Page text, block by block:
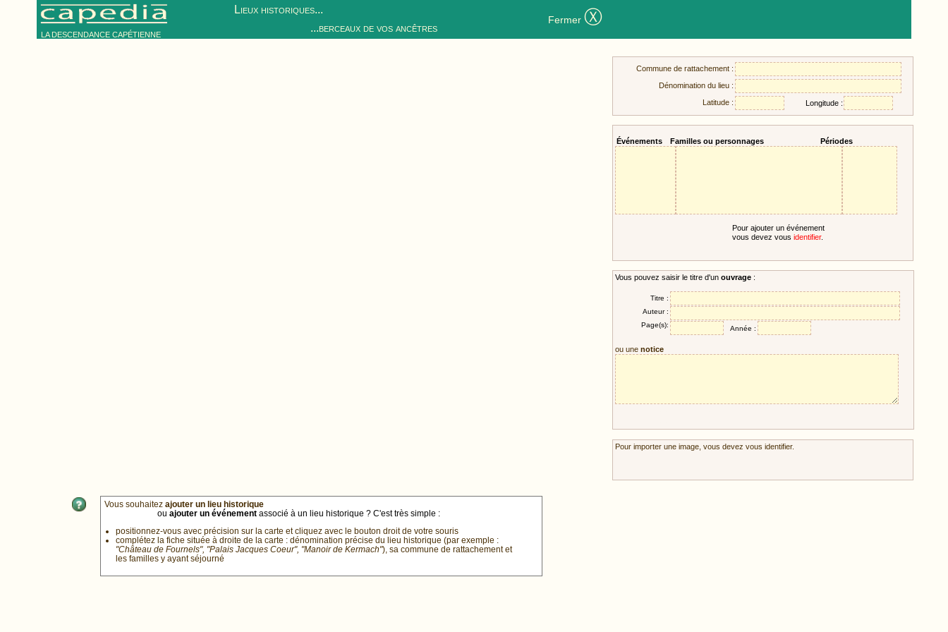
LA DESCENDANCE CAPÉTIENNE
Lieux historiques...
...berceaux de vos ancêtres
Fermer Ⓧ
Vous souhaitez ajouter un lieu historique
ou ajouter un événement associé à un lieu historique ? C'est très simple :
positionnez-vous avec précision sur la carte et cliquez avec le bouton droit de votre souris
complétez la fiche située à droite de la carte : dénomination précise du lieu historique (par exemple :
"Château de Fournels", "Palais Jacques Coeur", "Manoir de Kermach"), sa commune de rattachement et
les familles y ayant séjourné
Commune de rattachement :
Dénomination du lieu :
Latitude :
Longitude :
Événements Familles ou personnages Périodes
Pour ajouter un événement
vous devez vous identifier.
Vous pouvez saisir le titre d'un ouvrage :
Titre :
Auteur :
Page(s):
Année :
ou une notice
Pour importer une image, vous devez vous identifier.